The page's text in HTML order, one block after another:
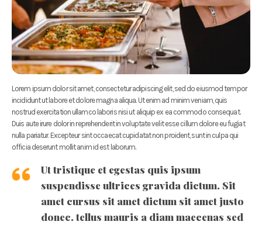
Lorem ipsum dolor sit amet, consectetur adipiscing elit, sed do eiusmod tempor
incididunt ut labore et dolore magna aliqua. Ut enim ad minim veniam, quis
nostrud exercitation ullamco laboris nisi ut aliquip ex ea commodo consequat.
Duis aute irure dolor in reprehenderit in voluptate velit esse cillum dolore eu fugiat
nulla pariatur. Excepteur sint occaecat cupidatat non proident, sunt in culpa qui
officia deserunt mollit anim id est laborum.
Ut tristique et egestas quis ipsum
suspendisse ultrices gravida dictum. Sit
amet cursus sit amet dictum sit amet justo
donec. tellus mauris a diam maecenas sed